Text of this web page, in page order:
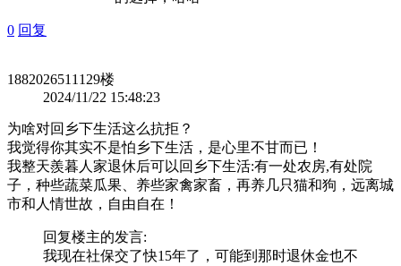
0 回复
1882026511 129楼
2024/11/22 15:48:23
为啥对回乡下生活这么抗拒？
我觉得你其实不是怕乡下生活，是心里不甘而已！
我整天羨暮人家退休后可以回乡下生活:有一处农房,有处院
子，种些蔬菜瓜果、养些家禽家畜，再养几只猫和狗，远离城
市和人情世故，自由自在！
回复楼主的发言:
我现在社保交了快15年了，可能到那时退休金也不